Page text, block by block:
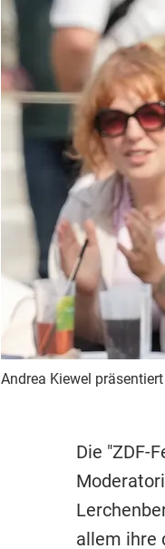
Andrea Kiewel
Die "ZDF-
allem ihre